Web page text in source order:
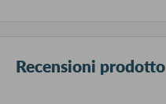
Recensioni prodotto